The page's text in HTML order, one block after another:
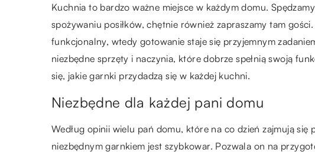
Kuchnia to bardzo ważne miejsce w każdym domu.
spożywaniu posiłków, chętnie również zapraszamy tam
funkcjonalny, wtedy gotowanie staje się przyjemnym
niezbędne sprzęty i naczynia, które dobrze spełnią swoją
się, jakie garnki przydadzą się w każdej kuchni.
Niezbędne dla każdej pani domu
Według opinii wielu pań domu, które na co dzień zajmują
niezbędnym garnkiem jest szybkowar. Pozwala on na